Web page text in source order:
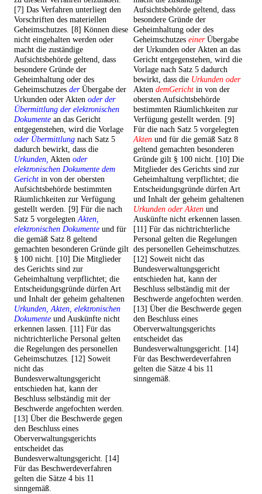
[7] Das Verfahren unterliegt den
Vorschriften des materiellen
Geheimschutzes. [8] Können diese
nicht eingehalten werden oder
macht die zuständige
Aufsichtsbehörde geltend, dass
besondere Gründe der
Geheimhaltung oder des
Geheimschutzes derÜbergabe der
Urkunden oder Akten oder der
Übermittlung der elektronischen
Dokumente an das Gericht
entgegenstehen, wird die Vorlage
oder Übermittlung nach Satz 5
dadurch bewirkt, dass die
Urkunden, Akten oder
elektronischen Dokumente dem
Gericht in von der obersten
Aufsichtsbehörde bestimmten
Räumlichkeiten zur Verfügung
gestellt werden. [9] Für die nach
Satz 5 vorgelegtenAkten,
elektronischen Dokumente und für
die gemäß Satz 8 geltend
gemachten besonderen Gründe gilt
§ 100 nicht. [10] Die Mitglieder
des Gerichts sind zur
Geheimhaltung verpflichtet; die
Entscheidungsgründe dürfen Art
und Inhalt der geheim gehaltenen
Urkunden, Akten, elektronischen
Dokumente und Auskünfte nicht
erkennen lassen. [11] Für das
nichtrichterliche Personal gelten
die Regelungen des personellen
Geheimschutzes. [12] Soweit
nicht das
Bundesverwaltungsgericht
entschieden hat, kann der
Beschluss selbständig mit der
Beschwerde angefochten werden.
[13] Über die Beschwerde gegen
den Beschluss eines
Oberverwaltungsgerichts
entscheidet das
Bundesverwaltungsgericht. [14]
Für das Beschwerdeverfahren
gelten die Sätze 4 bis 11
sinngemäß.
Aufsichtsbehörde geltend, dass
besondere Gründe der
Geheimhaltung oder des
Geheimschutzes einerÜbergabe
der Urkunden oder Akten an das
Gericht entgegenstehen, wird die
Vorlage nach Satz 5 dadurch
bewirkt, dass die Urkunden oder
Akten demGericht in von der
obersten Aufsichtsbehörde
bestimmten Räumlichkeiten zur
Verfügung gestellt werden. [9]
Für die nach Satz 5 vorgelegten
Akten und für die gemäß Satz 8
geltend gemachten besonderen
Gründe gilt § 100 nicht. [10] Die
Mitglieder des Gerichts sind zur
Geheimhaltung verpflichtet; die
Entscheidungsgründe dürfen Art
und Inhalt der geheim gehaltenen
Urkunden oder Akten und
Auskünfte nicht erkennen lassen.
[11] Für das nichtrichterliche
Personal gelten die Regelungen
des personellen Geheimschutzes.
[12] Soweit nicht das
Bundesverwaltungsgericht
entschieden hat, kann der
Beschluss selbständig mit der
Beschwerde angefochten werden.
[13] Über die Beschwerde gegen
den Beschluss eines
Oberverwaltungsgerichts
entscheidet das
Bundesverwaltungsgericht. [14]
Für das Beschwerdeverfahren
gelten die Sätze 4 bis 11
sinngemäß.